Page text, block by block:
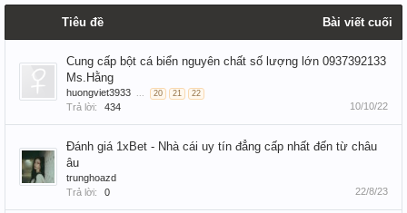
Tiêu đề Bài viết cuối
Cung cấp bột cá biển nguyên chất số lượng lớn 0937392133
Ms.Hằng
huongviet3933 ... 20 21 22
Trả lời: 434 10/10/22
Đánh giá 1xBet - Nhà cái uy tín đẳng cấp nhất đến từ châu
âu
trunghoazd
Trả lời:
0 22/8/23